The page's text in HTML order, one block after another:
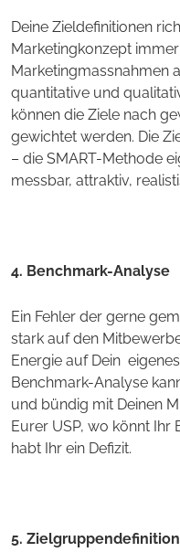
Deine Zieldefinitionen
Marketingkonzept
Marketingmassnahmen
quantitative und
können die Ziele nach
gewichtet werden. Die
– die SMART-Methode
messbar, attraktiv,
4. Benchmark-Analyse
Ein Fehler der gerne
stark auf den
Energie auf Dein
Benchmark-Analyse
und bündig mit Deinen
Eurer USP, wo könnt Ihr
habt Ihr ein Defizit.
5. Zielgruppendefinition